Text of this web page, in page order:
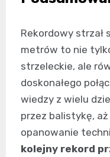
Rekordowy strzał
metrów to nie
strzeleckie, ale
doskonałego
wiedzy z wielu
przez balistykę,
opanowanie
kolejny rekord